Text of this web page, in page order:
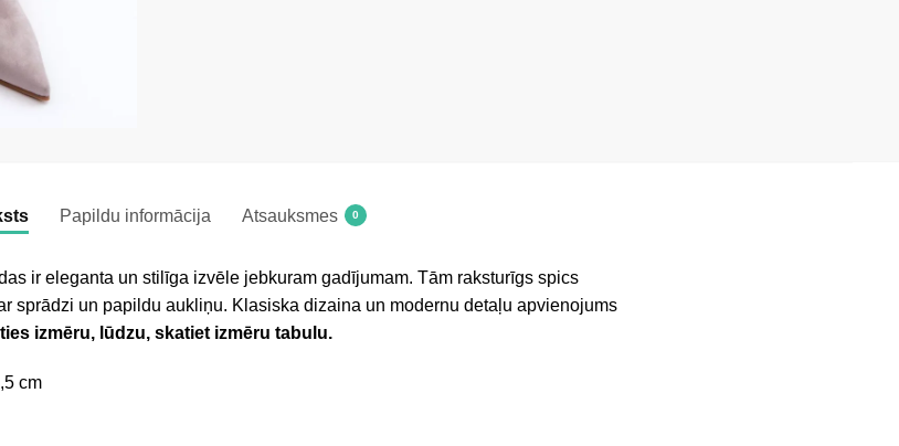
Papildu informācija Atsauksmes 0
ir eleganta un stilīga izvēle jebkuram gadījumam. Tām raksturīgs spics
sprādzi un papildu aukliņu. Klasiska dizaina un modernu detaļu apvienojums
izmēru, lūdzu, skatiet izmēru tabulu.
cm